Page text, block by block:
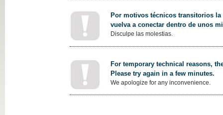
Por motivos técnicos transitorios
vuelva a conectar dentro de unos
Disculpe las molestias.
For temporary technical reasons,
Please try again in a few minutes.
We apologize for any inconvenience.